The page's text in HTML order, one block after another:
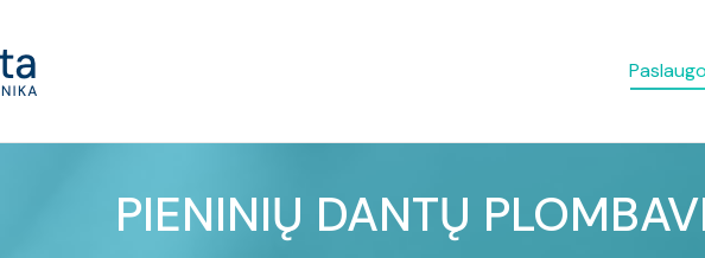
PIENINIŲ DANTŲ
Jūs esate čia: